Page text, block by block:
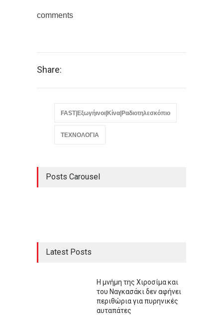
comments
Share:
FAST|Εξωγήινοι|Κίνα|Ραδιοτηλεσκόπιο
ΤΕΧΝΟΛΟΓΙΑ
Posts Carousel
Latest Posts
Η μνήμη της Χιροσίμα και
του Ναγκασάκι δεν αφήνει
περιθώρια για πυρηνικές
αυταπάτες